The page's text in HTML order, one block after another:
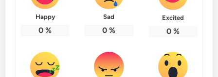
Happy
0 %
Sad
0 %
Excited
0%